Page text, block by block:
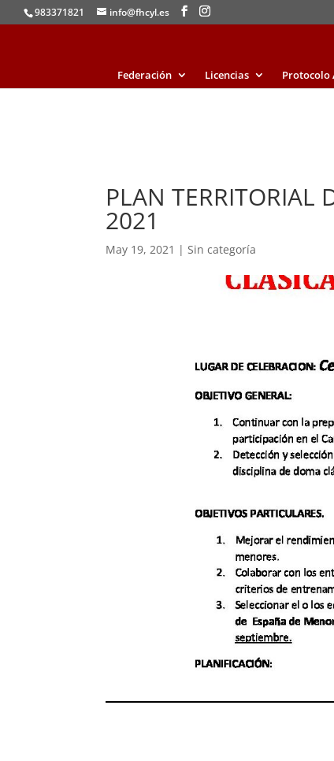
983371821 info@fhcyl.es
Federación Licencias Protocolo
PLAN TERRITORIAL
2021
May 19, 2021 |Sin categoría